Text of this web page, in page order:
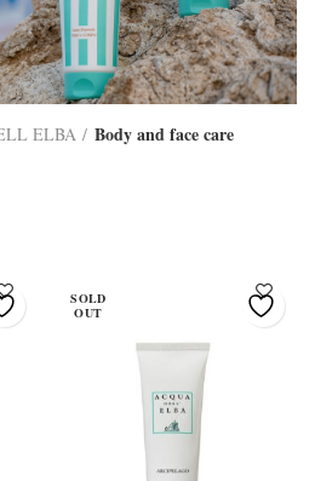
ELBA Body and face care
SOLD
OUT